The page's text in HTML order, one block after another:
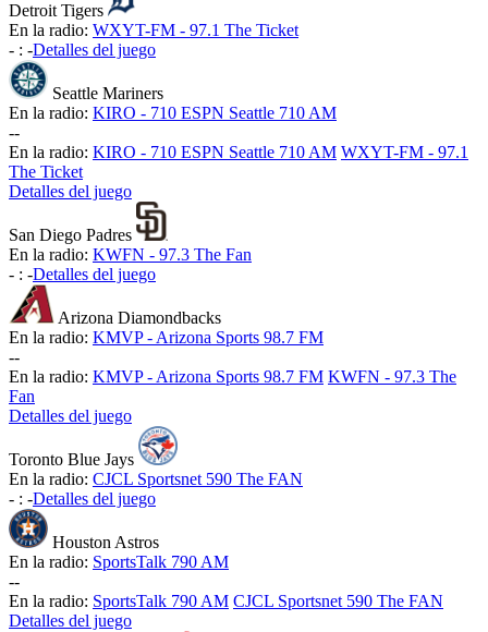
Detroit Tigers
En la radio: WXYT-FM - 97.1 The Ticket
- : -Detalles del juego
Seattle Mariners
En la radio: KIRO - 710 ESPN Seattle 710 AM
--
En la radio: KIRO - 710 ESPN Seattle 710 AM WXYT-FM - 97.1
The Ticket
Detalles del juego
San Diego Padres
En la radio: KWFN - 97.3 The Fan
- : -Detalles del juego
Arizona Diamondbacks
En la radio: KMVP - Arizona Sports 98.7 FM
--
En la radio: KMVP - Arizona Sports 98.7 FM KWFN - 97.3 The
Fan
Detalles del juego
Toronto Blue Jays
En la radio: CJCL Sportsnet 590 The FAN
- : -Detalles del juego
Houston Astros
En la radio: SportsTalk 790 AM
--
En la radio: SportsTalk 790 AM CJCL Sportsnet 590 The FAN
Detalles del juego